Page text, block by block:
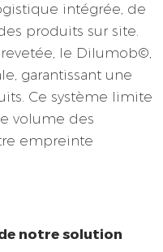
intégrée, de
produits sur site.
le Dilumob©,
garantissant une
Ce système limite
volume des
empreinte
notre solution